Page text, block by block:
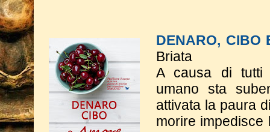
DENARO, CIBO
Briata
A causa di tutti
umano sta
attivata la paura
morire